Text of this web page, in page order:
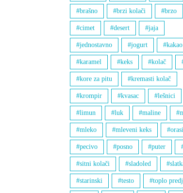
brašno brzi kolači brzo
cimet desert jaja
jednostavno jogurt kakao
karamel keks kolač
kore za pitu kremasti kolač
krompir kvasac lešnici
limun luk maline
mleko mleveni keks orasi
pecivo posno puter
sitni kolači sladoled
starinski testo toplo